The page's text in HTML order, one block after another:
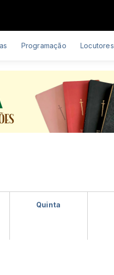
Programação Locutores
Quinta